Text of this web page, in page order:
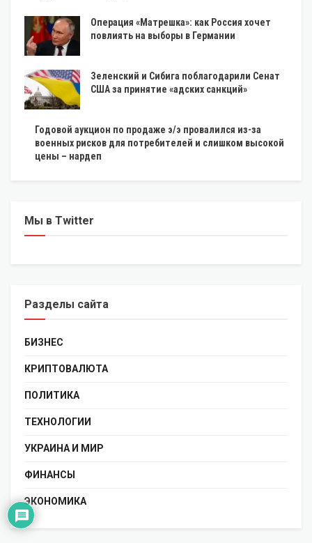
Операция «Матрешка»: как Россия хочет
повлиять на выборы в Германии
Зеленский и Сибига поблагодарили Сенат
США за принятие «адских санкций»
Годовой аукцион по продаже э/э провалился из-за
военных рисков для потребителей и слишком высокой
цены – нардеп
Мы в Twitter
Разделы сайта
БИЗНЕС
КРИПТОВАЛЮТА
ПОЛИТИКА
ТЕХНОЛОГИИ
УКРАИНА И МИР
ФИНАНСЫ
ЭКОНОМИКА